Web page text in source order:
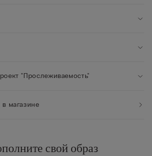
"Прослеживаемость"
магазине
свой образ